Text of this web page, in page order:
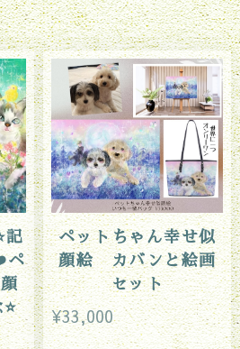
記
ペ
ペットちゃん幸せ似
顔絵 カバンと絵画
セット
¥33,000